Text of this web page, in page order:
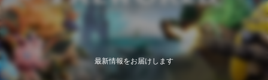
最新情報をお届けします